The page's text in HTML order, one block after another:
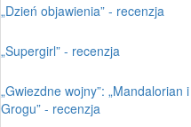
„Dzień objawienia” - recenzja
„Supergirl” - recenzja
„Gwiezdne wojny”: „Mandalorian i
Grogu” - recenzja